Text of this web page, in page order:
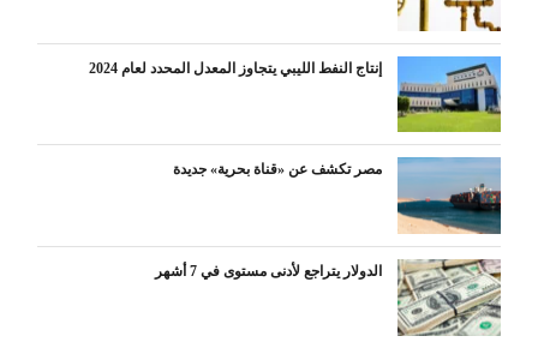
إنتاج النفط الليبي يتجاوز المعدل المحدد لعام 2024
مصر تكشف عن «قناة بحرية» جديدة
الدولار يتراجع لأدنى مستوى في 7 أشهر